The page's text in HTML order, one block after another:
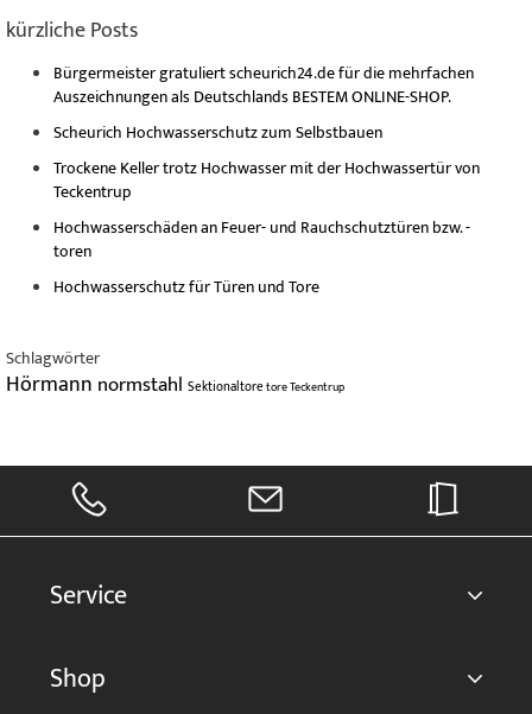
kürzliche Posts
Bürgermeister gratuliert scheurich24.de für die mehrfachen
Auszeichnungen als Deutschlands BESTEM ONLINE-SHOP.
Scheurich Hochwasserschutz zum Selbstbauen
Trockene Keller trotz Hochwasser mit der Hochwassertür von
Teckentrup
Hochwasserschäden an Feuer- und Rauchschutztüren bzw. -
toren
Hochwasserschutz für Türen und Tore
Schlagwörter
Hörmann normstahl SektionaltoretoreTeckentrup
Service
Shop